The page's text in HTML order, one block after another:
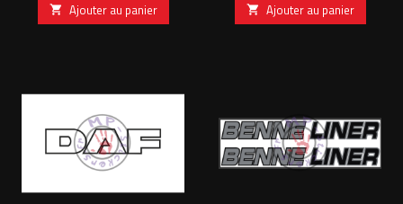
 Ajouter au panier  Ajouter au panier